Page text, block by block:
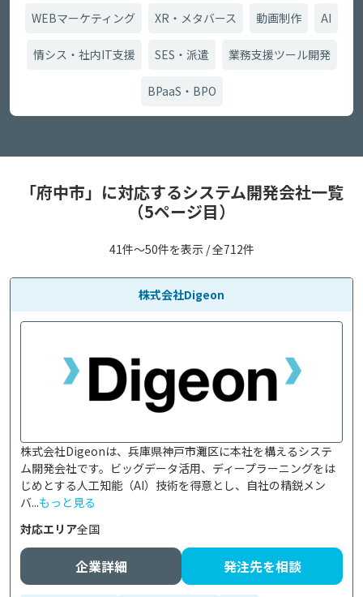
WEBマーケティング XR・メタバース 動画制作 AI
情シス・社内IT支援 SES・派遣 業務支援ツール開発
BPaaS・BPO
「府中市」に対応するシステム開発会社一覧
（5ページ目）
41件〜50件を表示 / 全712件
株式会社Digeon
株式会社Digeonは、兵庫県神戸市灘区に本社を構えるシステ
ム開発会社です。ビッグデータ活用、ディープラーニングをは
じめとする人工知能（AI）技術を得意とし、自社の精鋭メン
バ...もっと見る
対応エリア全国
企業詳細 発注先を相談